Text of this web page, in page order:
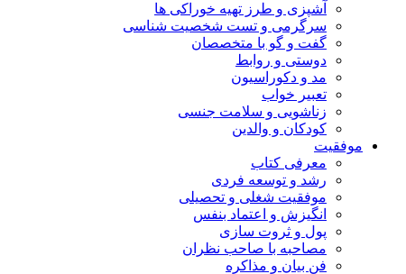
آشپزی و طرز تهیه خوراکی ها
سرگرمی و تست شخصیت شناسی
گفت و گو با متخصصان
دوستی و روابط
مد و دکوراسیون
تعبیر خواب
زناشویی و سلامت جنسی
کودکان و والدین
موفقیت
معرفی کتاب
رشد و توسعه فردی
موفقیت شغلی و تحصیلی
انگیزش و اعتماد بنفس
پول و ثروت سازی
مصاحبه با صاحب نظران
فن بیان و مذاکره